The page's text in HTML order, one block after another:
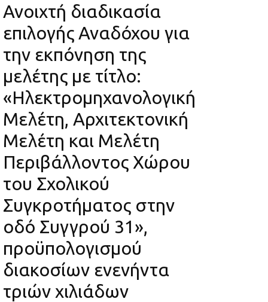
Ανοιχτή διαδικασία
επιλογής Αναδόχου για
την εκπόνηση της
μελέτης με τίτλο:
«Ηλεκτρομηχανολογική
Μελέτη, Αρχιτεκτονική
Μελέτη και Μελέτη
Περιβάλλοντος Χώρου
του Σχολικού
Συγκροτήματος στην
οδό Συγγρού 31»,
προϋπολογισμού
διακοσίων ενενήντα
τριών χιλιάδων